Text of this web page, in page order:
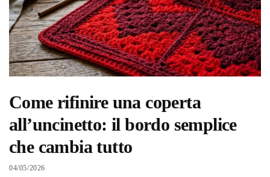
Come rifinire una coperta
all’uncinetto: il bordo semplice
che cambia tutto
04/05/2026